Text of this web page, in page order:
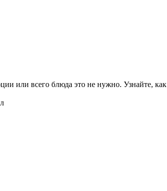
или всего блюда это не нужно. Узнайте, как